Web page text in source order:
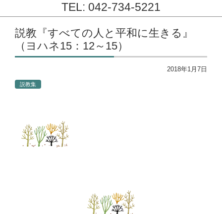
TEL: 042-734-5221
コンテンツに移動
説教『すべての人と平和に生きる』
（ヨハネ15：12～15）
2018年1月7日
説教集